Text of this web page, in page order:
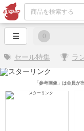
0
セール特集 ラ
「参考画像」は会員が